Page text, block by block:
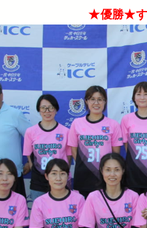
★優勝★す